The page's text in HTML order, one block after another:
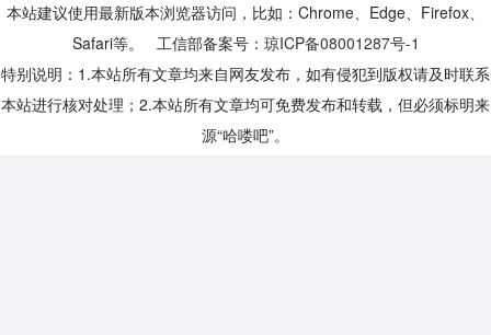
本站建议使用最新版本浏览器访问，比如：Chrome、Edge、Firefox、
Safari等。 工信部备案号： 琼ICP备08001287号-1
特别说明：1.本站所有文章均来自网友发布，如有侵犯到版权请及时联系
本站进行核对处理；2.本站所有文章均可免费发布和转载，但必须标明来
源“哈喽吧”。